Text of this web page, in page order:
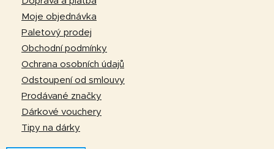
Moje objednávka
Paletový prodej
Obchodní podmínky
Ochrana osobních údajů
Odstoupení od smlouvy
Prodávané značky
Dárkové vouchery
Tipy na dárky